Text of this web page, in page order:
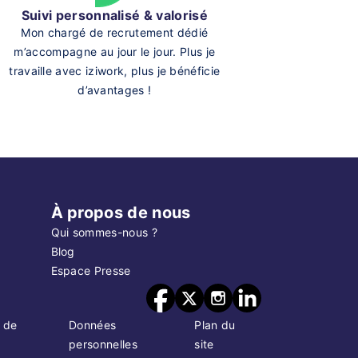
Suivi personnalisé & valorisé
Mon chargé de recrutement dédié
m’accompagne au jour le jour. Plus je
travaille avec iziwork, plus je bénéficie
d’avantages !
À propos de nous
Qui sommes-nous ?
Blog
Espace Presse
de
Données
personnelles
Plan du
site